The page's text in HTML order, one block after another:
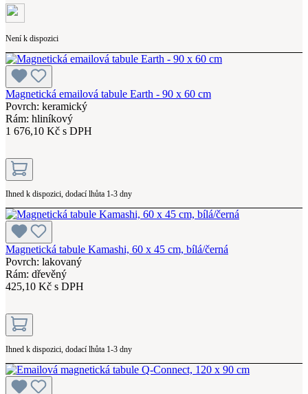
Není k dispozici
Magnetická emailová tabule Earth - 90 x 60 cm
Povrch: keramický
Rám: hliníkový
1 676,10 Kč s DPH
Ihned k dispozici, dodací lhůta 1-3 dny
Magnetická tabule Kamashi, 60 x 45 cm, bílá/černá
Povrch: lakovaný
Rám: dřevěný
425,10 Kč s DPH
Ihned k dispozici, dodací lhůta 1-3 dny